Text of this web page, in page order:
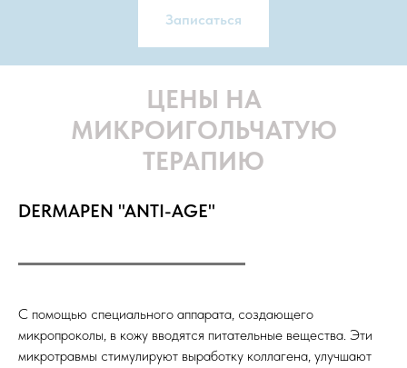
Записаться
ЦЕНЫ НА
МИКРОИГОЛЬЧАТУЮ
ТЕРАПИЮ
DERMAPEN "ANTI-AGE"
C помощью специального аппарата, создающего
микропроколы, в кожу вводятся питательные вещества. Эти
микротравмы стимулируют выработку коллагена, улучшают